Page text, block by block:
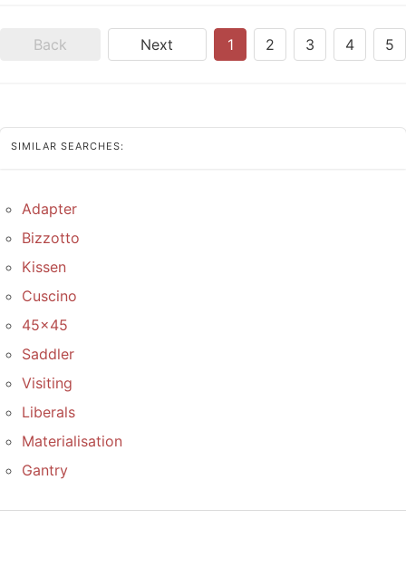
Back Next 1 2 3 4 5
SIMILAR SEARCHES:
Adapter
Bizzotto
Kissen
Cuscino
45x45
Saddler
Visiting
Liberals
Materialisation
Gantry